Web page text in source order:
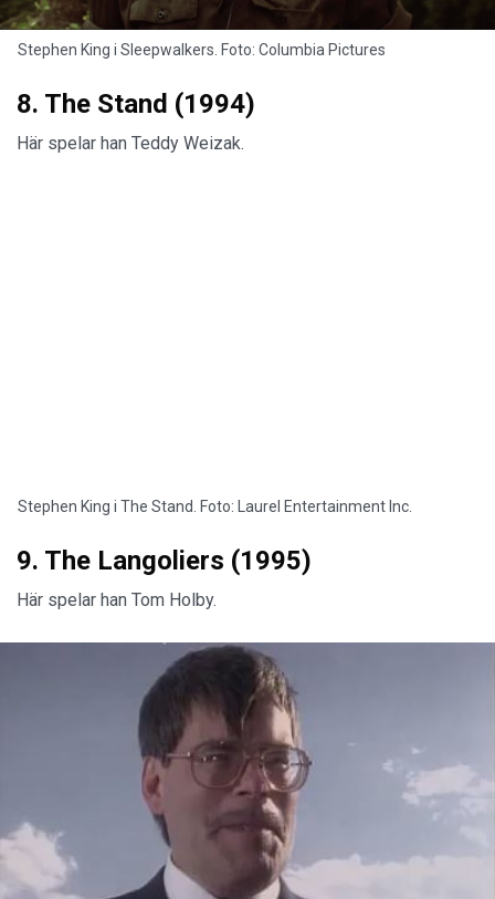
Stephen King i Sleepwalkers. Foto: Columbia Pictures
8. The Stand (1994)
Här spelar han Teddy Weizak.
Stephen King i The Stand. Foto: Laurel Entertainment Inc.
9. The Langoliers (1995)
Här spelar han Tom Holby.